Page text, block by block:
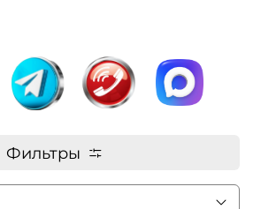
Фильтры